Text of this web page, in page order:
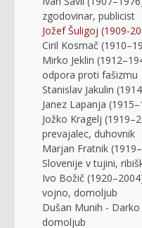
zgodovinar, publicist
Jožef Šuligoj (1909-
Ciril Kosmač
Mirko Jeklin
odpora proti fašizmu
Stanislav Jakulin
Janez Lapanja
Jožko Kragelj
prevajalec, duhovnik
Marjan Fratnik
Slovenije v tujini,
Ivo Božič
vojno, domoljub
Dušan Munih -
domoljub